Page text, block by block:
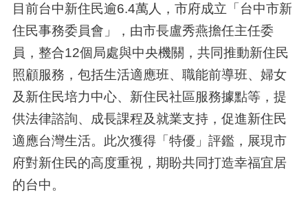
目前台中新住民逾6.4萬人，市府成立「台中市新
住民事務委員會」，由市長盧秀燕擔任主任委
員，整合12個局處與中央機關，共同推動新住民
照顧服務，包括生活適應班、職能前導班、婦女
及新住民培力中心、新住民社區服務據點等，提
供法律諮詢、成長課程及就業支持，促進新住民
適應台灣生活。此次獲得「特優」評鑑，展現市
府對新住民的高度重視，期盼共同打造幸福宜居
的台中。